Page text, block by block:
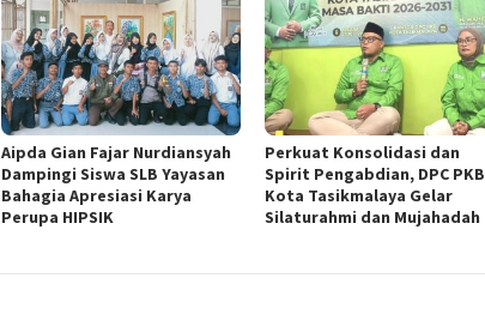
Aipda Gian Fajar Nurdiansyah
Dampingi Siswa SLB Yayasan
Bahagia Apresiasi Karya
Perupa HIPSIK
Perkuat Konsolidasi dan
Spirit Pengabdian, DPC PKB
Kota Tasikmalaya Gelar
Silaturahmi dan Mujahadah